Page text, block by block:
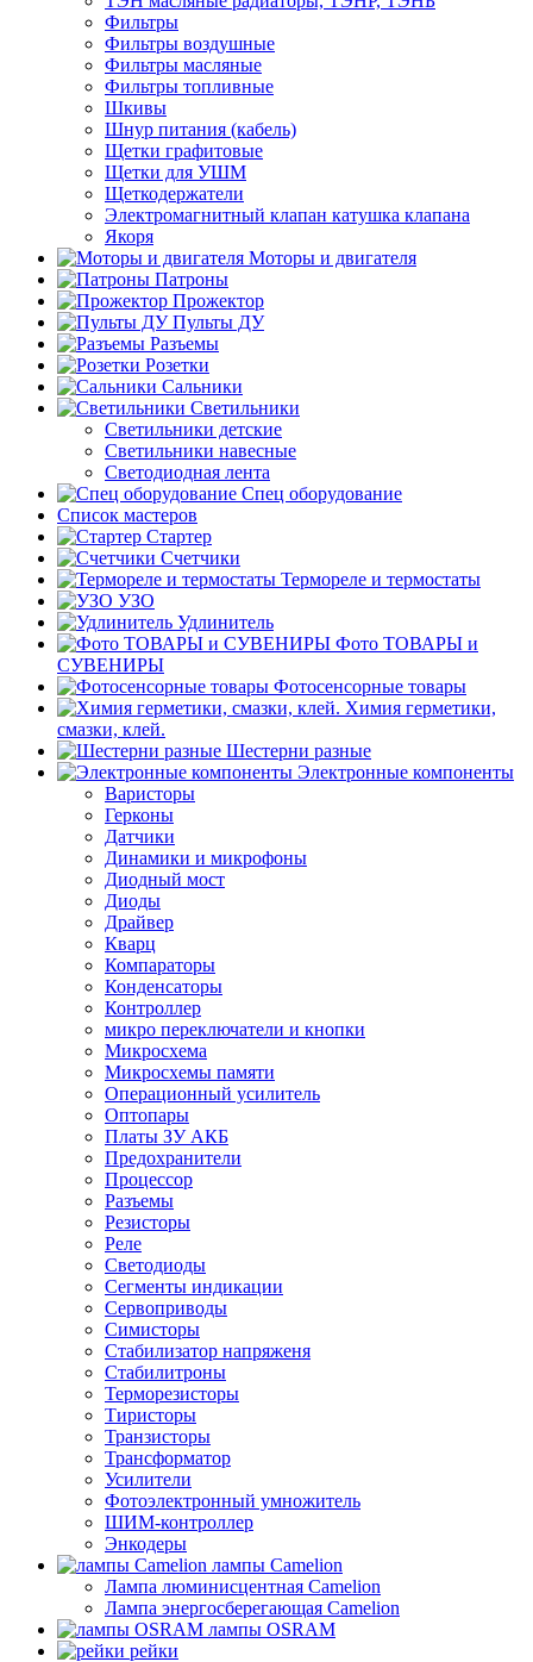
Фильтры
Фильтры воздушные
Фильтры масляные
Фильтры топливные
Шкивы
Шнур питания (кабель)
Щетки графитовые
Щетки для УШМ
Щеткодержатели
Электромагнитный клапан катушка клапана
Якоря
Моторы и двигателя
Патроны
Прожектор
Пульты ДУ
Разъемы
Розетки
Сальники
Светильники
Светильники детские
Светильники навесные
Светодиодная лента
Спец оборудование
Список мастеров
Стартер
Счетчики
Термореле и термостаты
УЗО
Удлинитель
Фото ТОВАРЫ и
СУВЕНИРЫ
Фотосенсорные товары
Химия герметики,
смазки, клей.
Шестерни разные
Электронные компоненты
Варисторы
Герконы
Датчики
Динамики и микрофоны
Диодный мост
Диоды
Драйвер
Кварц
Компараторы
Конденсаторы
Контроллер
микро переключатели и кнопки
Микросхема
Микросхемы памяти
Операционный усилитель
Оптопары
Платы ЗУ АКБ
Предохранители
Процессор
Разъемы
Резисторы
Реле
Светодиоды
Сегменты индикации
Сервоприводы
Симисторы
Стабилизатор напряженя
Стабилитроны
Терморезисторы
Тиристоры
Транзисторы
Трансформатор
Усилители
Фотоэлектронный умножитель
ШИМ-контроллер
Энкодеры
лампы Camelion
Лампа люминисцентная Сamelion
Лампа энергосберегающая Сamelion
лампы OSRAM
рейки